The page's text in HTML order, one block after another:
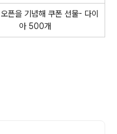
픈을 기념해 쿠폰 선물- 다이
아 500개